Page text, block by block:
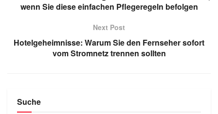
wenn Sie diese einfachen Pflegeregeln befolgen
Next Post
Hotelgeheimnisse: Warum Sie den Fernseher sofort
vom Stromnetz trennen sollten
Suche